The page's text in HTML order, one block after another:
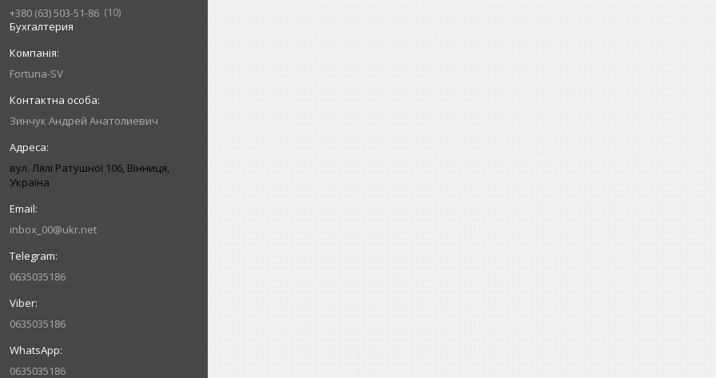
+380 (63) 503-51-86
10
Бухгалтерия
Fortuna-SV
Зинчук Андрей Анатолиевич
вул. Лялі Ратушної 106, Вінниця,
Україна
inbox_00@ukr.net
0635035186
0635035186
0635035186